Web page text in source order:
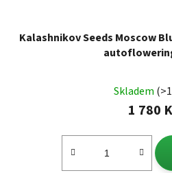
Kalashnikov Seeds Moscow
Skladem
1 780